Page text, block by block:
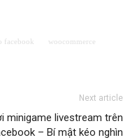
facebook woocommerce
Next article
minigame livestream trên
– Bí mật kéo nghìn